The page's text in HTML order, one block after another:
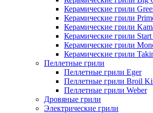
Керамические грили
Керамические грили
Керамические грили
Керамические грили
Керамические грили
Керамические грили
Пеллетные грили
Пеллетные грили Eger
Пеллетные грили Broil
Пеллетные грили Weber
Дровяные грили
Электрические грили